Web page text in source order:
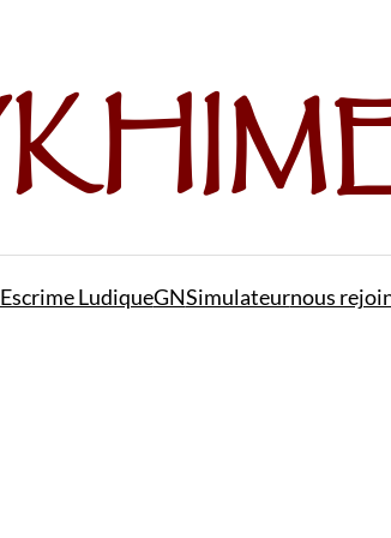
Escrime LudiqueGNSimulateurnous